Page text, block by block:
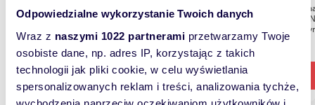
Odpowiedzialne wykorzystanie Twoich danych
Wraz z naszymi 1022 partnerami przetwarzamy Twoje
osobiste dane, np. adres IP, korzystając z takich
technologii jak pliki cookie, w celu wyświetlania
spersonalizowanych reklam i treści, analizowania tychże,